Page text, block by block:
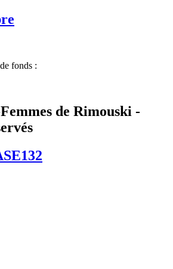
fonds :
de Rimouski -